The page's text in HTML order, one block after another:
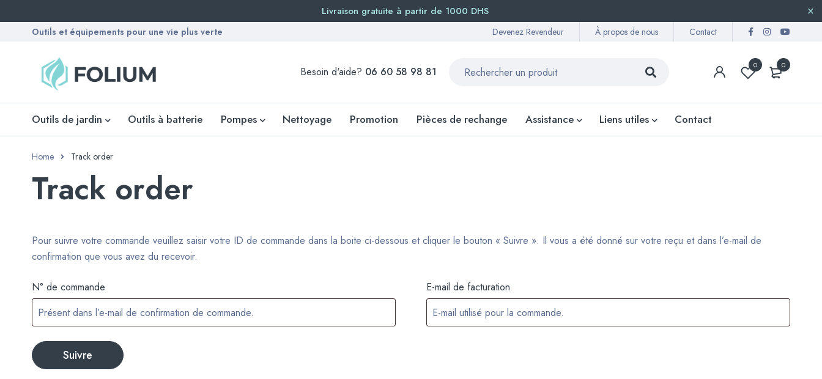
Livraison gratuite à partir de 1000 DHS
Outils et équipements pour une vie plus verte Devenez Revendeur À propos de nous Contact
0
0
Besoin d'aide? 06 60 58 98 81
Outils de jardin Outils à batterie Pompes Nettoyage Promotion Pièces de rechange Assistance Liens utiles Contact
Home Track order
Track order
Pour suivre votre commande veuillez saisir votre ID de commande dans la boite ci-dessous et cliquer le bouton « Suivre ». Il vous a été donné sur votre reçu et dans l’e-mail de
confirmation que vous avez du recevoir.
N° de commande E-mail de facturation
Suivre